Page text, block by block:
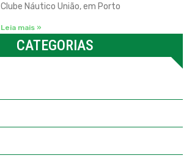
Clube Náutico União, em Porto
Leia mais »
CATEGORIAS